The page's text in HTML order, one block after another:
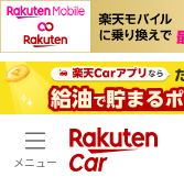
メニュー